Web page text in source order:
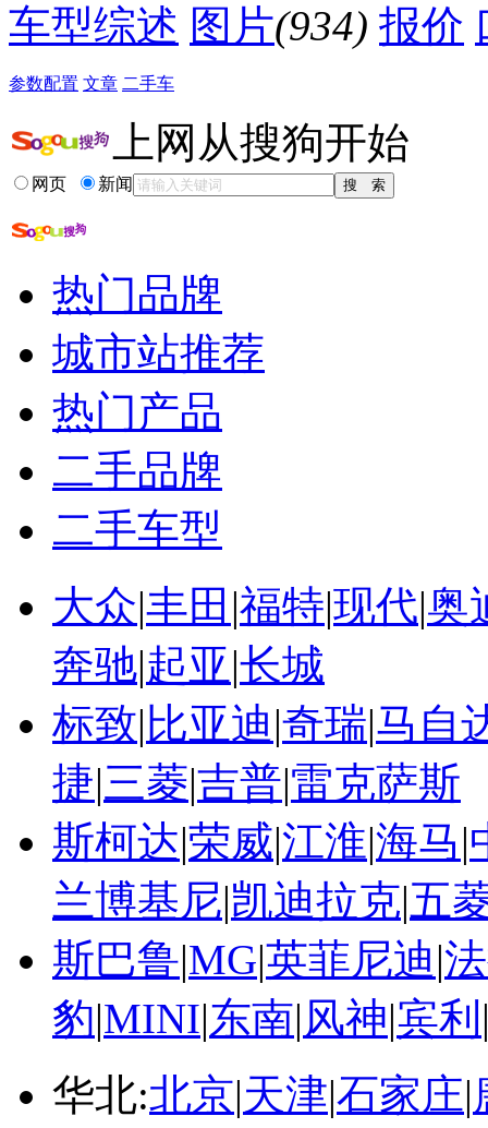
车型综述 图片(934) 报价
参数配置 文章 二手车
上网从搜狗开始
网页 新闻
热门品牌
城市站推荐
热门产品
二手品牌
二手车型
大众|丰田 |福特|现代|奥
奔驰|起亚|长城
标致| 比亚迪|奇瑞|马自
捷|三菱|吉普|雷克萨斯
斯柯达|荣威|江淮|海马|
兰博基尼|凯迪拉克|五
斯巴鲁|MG|英菲尼迪|
豹|MINI|东南|风神|宾利
华北:北京|天津|石家庄|